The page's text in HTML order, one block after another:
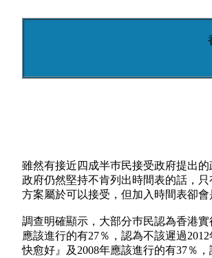
雖然有接近四成半巿民接受政府提出
政府仍然堅持不肯列出時間表的話，
方案屬於可以接受，但加入時間表卻會
調查明確顯示，大部分巿民認為香港
應該進行的有27％，認為不該遲過
快愈好』及2008年應該進行的有37％